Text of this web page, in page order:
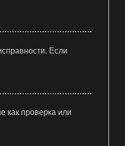
Если
как проверка или